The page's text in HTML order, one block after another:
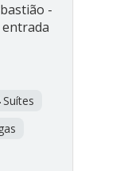
-
Suítes